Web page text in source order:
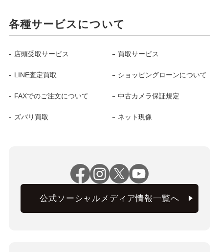
各種サービスについて
店頭受取サービス 買取サービス
LINE査定買取 ショッピングローンについて
FAXでのご注文について 中古カメラ保証規定
ズバリ買取 ネット現像
公式ソーシャルメディア情報一覧へ